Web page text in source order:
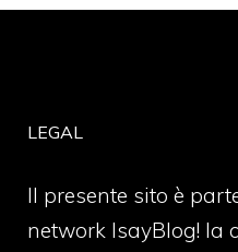
LEGAL
Il presente sito è
network IsayBlog! la